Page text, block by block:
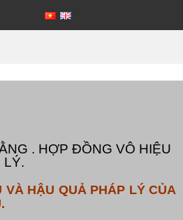
. HỢP ĐỒNG VÔ HIỆU
LÝ.
VÀ HẬU QUẢ PHÁP LÝ CỦA